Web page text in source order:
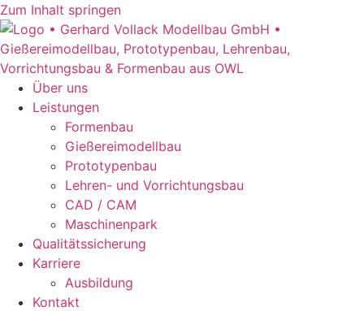
Zum Inhalt springen
Über uns
Leistungen
Formenbau
Gießereimodellbau
Prototypenbau
Lehren- und Vorrichtungsbau
CAD / CAM
Maschinenpark
Qualitätssicherung
Karriere
Ausbildung
Kontakt